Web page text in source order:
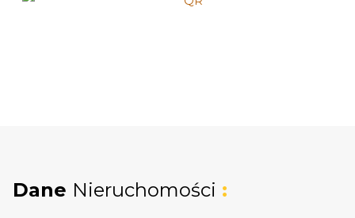
Dane Nieruchomości :